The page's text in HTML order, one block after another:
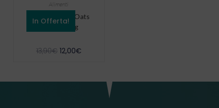
In Offerta!
Alimenti
Natoo Instant Oats
Fiocchi 1 kg
13,90€ 12,00€